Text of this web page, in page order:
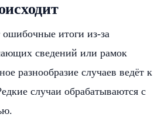
итоги из-за
сведений или рамок
разнообразие случаев ведёт к
случаи обрабатываются с